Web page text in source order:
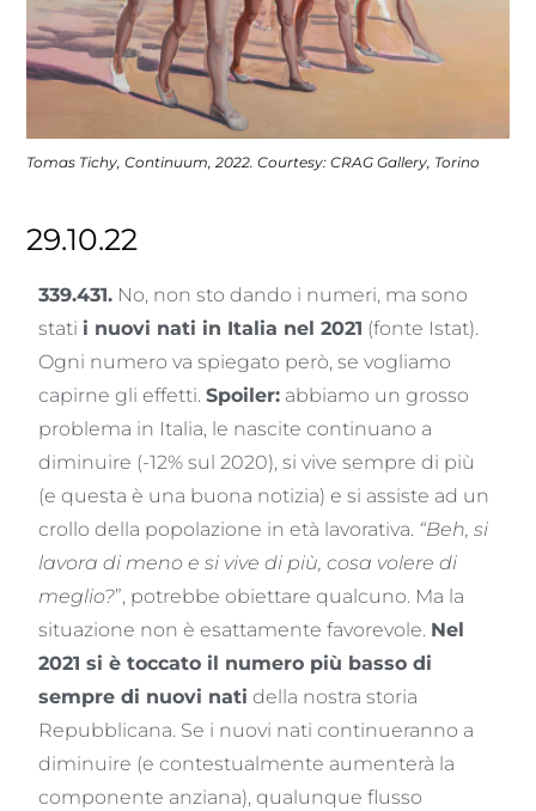
Tomas Tichy, Continuum, 2022. Courtesy: CRAG Gallery, Torino
29.10.22
339.431. No, non sto dando i numeri, ma sono
stati i nuovi nati in Italia nel 2021 (fonte Istat).
Ogni numero va spiegato però, se vogliamo
capirne gli effetti.Spoiler: abbiamo un grosso
problema in Italia, le nascite continuano a
diminuire (-12% sul 2020), si vive sempre di più
(e questa è una buona notizia) e si assiste ad un
crollo della popolazione in età lavorativa. “Beh, si
lavora di meno e si vive di più, cosa volere di
meglio?”, potrebbe obiettare qualcuno. Ma la
situazione non è esattamente favorevole. Nel
2021 si è toccato il numero più basso di
sempre di nuovi nati della nostra storia
Repubblicana. Se i nuovi nati continueranno a
diminuire (e contestualmente aumenterà la
componente anziana), qualunque flusso